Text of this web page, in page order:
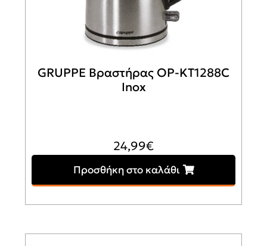
GRUPPE Βραστήρας OP-KT1288C
Inox
24,99€
Προσθήκη στο καλάθι